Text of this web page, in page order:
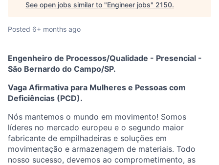
See open jobs similar to "Engineer jobs" 2150.
Posted 6+ months ago
Engenheiro de Processos/Qualidade - Presencial -
São Bernardo do Campo/SP.
Vaga Afirmativa para Mulheres e Pessoas com
Deficiências (PCD).
Nós mantemos o mundo em movimento! Somos
líderes no mercado europeu e o segundo maior
fabricante de empilhadeiras e soluções em
movimentação e armazenagem de materiais. Todo
nosso sucesso, devemos ao comprometimento, as